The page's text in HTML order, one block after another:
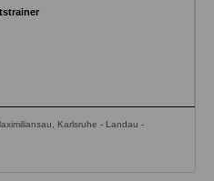
Karlsruhe - Landau -